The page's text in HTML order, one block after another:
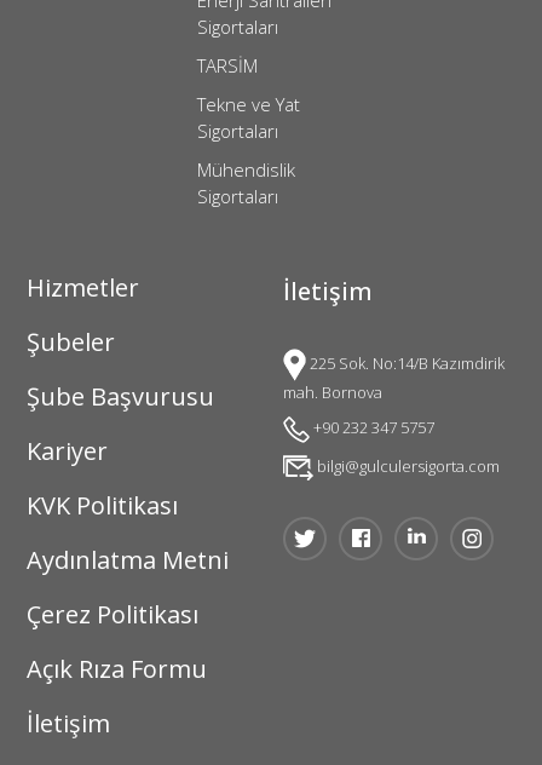
Sigortaları
TARSİM
Tekne ve Yat
Sigortaları
Mühendislik
Sigortaları
Hizmetler
Şubeler
Şube Başvurusu
Kariyer
KVK Politikası
Aydınlatma Metni
Çerez Politikası
Açık Rıza Formu
İletişim
İletişim
225 Sok. No:14/B Kazımdirik
mah. Bornova
+90 232 347 5757
bilgi@gulculersigorta.com